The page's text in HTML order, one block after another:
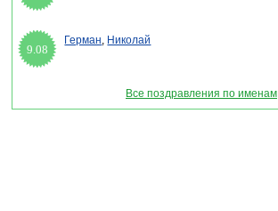
9.08
Герман, Николай
Все поздравления по именам